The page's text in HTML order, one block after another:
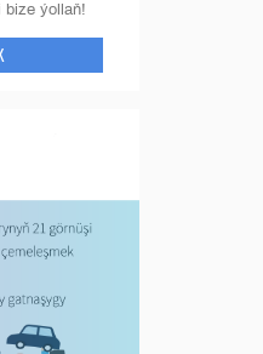
bize ýollaň!